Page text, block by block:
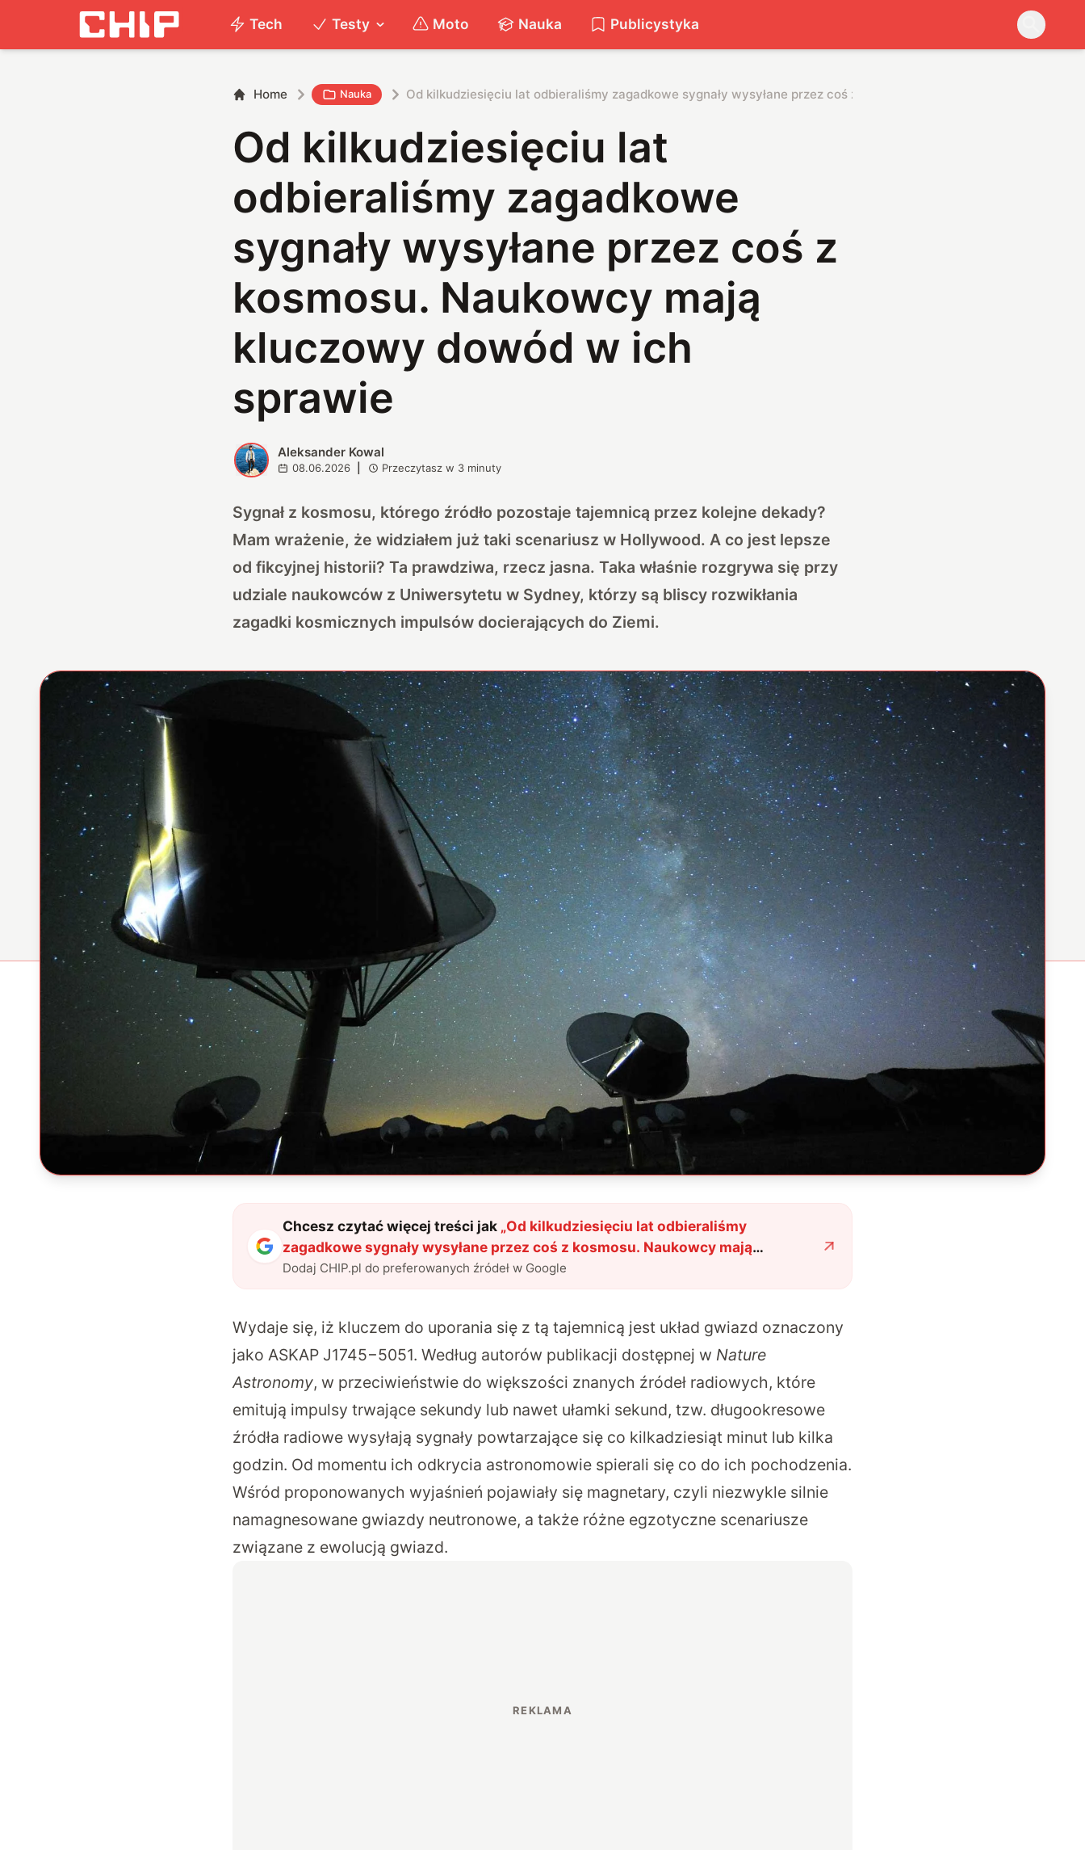
Tech Testy Moto Nauka Publicystyka
Home Nauka Od kilkudziesięciu lat odbieraliśmy zagadkowe sygnały wysyłane przez coś z kosmosu. Naukowcy mają kluczowy
Od kilkudziesięciu lat
odbieraliśmy zagadkowe
sygnały wysyłane przez coś z
kosmosu. Naukowcy mają
kluczowy dowód w ich
sprawie
A Aleksander Kowal
08.06.2026 Przeczytasz w 3 minuty
Sygnał z kosmosu, którego źródło pozostaje tajemnicą przez kolejne dekady?
Mam wrażenie, że widziałem już taki scenariusz w Hollywood. A co jest lepsze
od fikcyjnej historii? Ta prawdziwa, rzecz jasna. Taka właśnie rozgrywa się przy
udziale naukowców z Uniwersytetu w Sydney, którzy są bliscy rozwikłania
zagadki kosmicznych impulsów docierających do Ziemi.
Chcesz czytać więcej treści jak „Od kilkudziesięciu lat odbieraliśmy
zagadkowe sygnały wysyłane przez coś z kosmosu. Naukowcy mają
kluczowy dowód w ich sprawie"?
Dodaj CHIP.pl do preferowanych źródeł w Google
Wydaje się, iż kluczem do uporania się z tą tajemnicą jest układ gwiazd oznaczony
jako ASKAP J1745−5051. Według autorów publikacji dostępnej w Nature
Astronomy, w przeciwieństwie do większości znanych źródeł radiowych, które
emitują impulsy trwające sekundy lub nawet ułamki sekund, tzw. długookresowe
źródła radiowe wysyłają sygnały powtarzające się co kilkadziesiąt minut lub kilka
godzin. Od momentu ich odkrycia astronomowie spierali się co do ich pochodzenia.
Wśród proponowanych wyjaśnień pojawiały się magnetary, czyli niezwykle silnie
namagnesowane gwiazdy neutronowe, a także różne egzotyczne scenariusze
związane z ewolucją gwiazd.